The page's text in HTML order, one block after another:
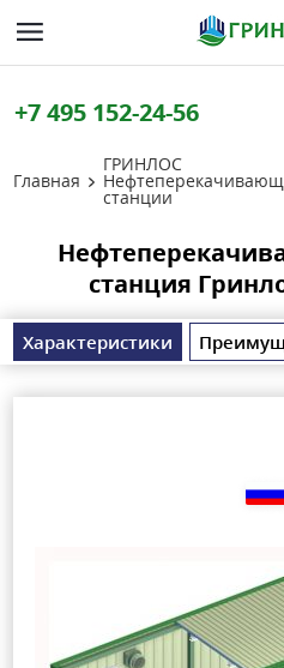
+7 495 152-24-56
Главная
ГРИНЛОС
станции
станция
Характеристики